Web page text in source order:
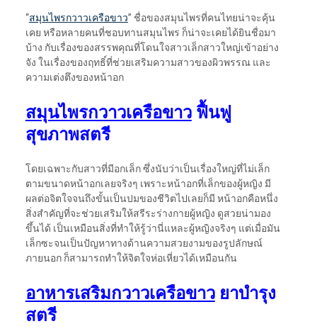
“สมุนไพรกวาวเครือขาว” ชื่อของสมุนไพรที่คนไทยน่าจะคุ้น
เคย หรือหลายคนที่ชอบทานสมุนไพร ก็น่าจะเคยได้ยินชื่อมา
บ้าง กับเรื่องของสรรพคุณที่โดนใจสาวเล็กสาวใหญ่เข้าอย่าง
จัง ในเรื่องของฤทธิ์ที่ช่วยเสริมความสาวของผิวพรรณ และ
ความเต่งตึงของหน้าอก
สมุนไพรกวาวเครือขาวฟื้นฟู
สุขภาพสตรี
โดยเฉพาะกับสาวที่มีอกเล็ก ซึ่งนับว่าเป็นเรื่องใหญ่ที่ไม่เล็ก
ตามขนาดหน้าอกเลยจริงๆ เพราะหน้าอกที่เล็กของผู้หญิง มี
ผลต่อจิตใจจนถึงขั้นเป็นปมของชีวิตไปเลยก็มี หน้าอกคือหนึ่ง
สิ่งสำคัญที่จะช่วยเสริมให้สรีระร่างกายผู้หญิง ดูสวยน่ามอง
ขึ้นได้ เป็นเหมือนสิ่งที่ทำให้รู้ว่านี่แหละผู้หญิงจริงๆ แต่เมื่อมัน
เล็กซะจนเป็นปัญหาทางด้านความสวยงามของรูปลักษณ์
ภายนอก ก็สามารถทำให้จิตใจห่อเหี่ยวได้เหมือนกัน
อาหารเสริมกวาวเครือขาวยาบำรุง
สตรี